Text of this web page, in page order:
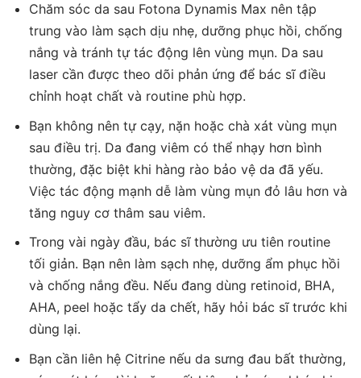
Chăm sóc da sau Fotona Dynamis Max nên tập
trung vào làm sạch dịu nhẹ, dưỡng phục hồi, chống
nắng và tránh tự tác động lên vùng mụn. Da sau
laser cần được theo dõi phản ứng để bác sĩ điều
chỉnh hoạt chất và routine phù hợp.
Bạn không nên tự cạy, nặn hoặc chà xát vùng mụn
sau điều trị. Da đang viêm có thể nhạy hơn bình
thường, đặc biệt khi hàng rào bảo vệ da đã yếu.
Việc tác động mạnh dễ làm vùng mụn đỏ lâu hơn và
tăng nguy cơ thâm sau viêm.
Trong vài ngày đầu, bác sĩ thường ưu tiên routine
tối giản. Bạn nên làm sạch nhẹ, dưỡng ẩm phục hồi
và chống nắng đều. Nếu đang dùng retinoid, BHA,
AHA, peel hoặc tẩy da chết, hãy hỏi bác sĩ trước khi
dùng lại.
Bạn cần liên hệ Citrine nếu da sưng đau bất thường,